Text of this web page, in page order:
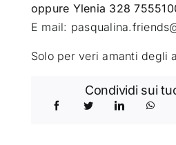
oppure Ylenia 328
E mail:
Solo per veri amanti degli
Condividi sui